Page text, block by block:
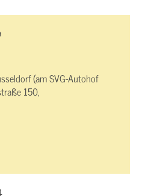
(am SVG-Autohof
150,